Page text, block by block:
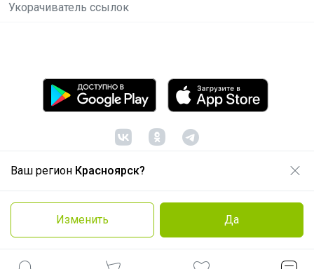
Ваш регион Красноярск?
Изменить Да
Укорачиватель ссылок
© ООО "Лявита", ОГРН 1122468054070, 2012 -2026
Политика конфиденциальности
Cоглашение пользователя